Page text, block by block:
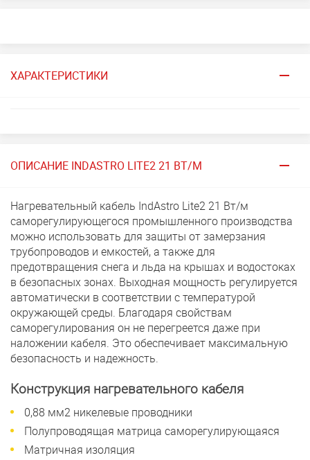
ХАРАКТЕРИСТИКИ
ОПИСАНИЕ INDASTRO LITE2 21 ВТ/М
Нагревательный кабель IndAstro Lite2 21 Вт/м
саморегулирующегося промышленного производства
можно использовать для защиты от замерзания
трубопроводов и емкостей, а также для
предотвращения снега и льда на крышах и водостоках
в безопасных зонах. Выходная мощность регулируется
автоматически в соответствии с температурой
окружающей среды. Благодаря свойствам
саморегулирования он не перегреется даже при
наложении кабеля. Это обеспечивает максимальную
безопасность и надежность.
Конструкция нагревательного кабеля
0,88 мм2 никелевые проводники
Полупроводящая матрица саморегулирующаяся
Матричная изоляция